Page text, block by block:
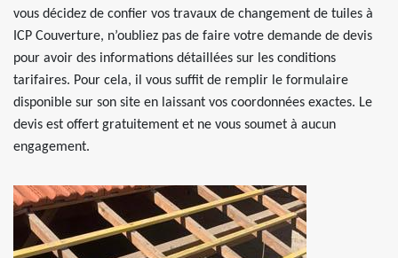
vous décidez de confier vos travaux de changement de tuiles à
ICP Couverture, n’oubliez pas de faire votre demande de devis
pour avoir des informations détaillées sur les conditions
tarifaires. Pour cela, il vous suffit de remplir le formulaire
disponible sur son site en laissant vos coordonnées exactes. Le
devis est offert gratuitement et ne vous soumet à aucun
engagement.